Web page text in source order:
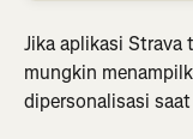
Jika aplikasi Strava
mungkin
dipersonalisasi